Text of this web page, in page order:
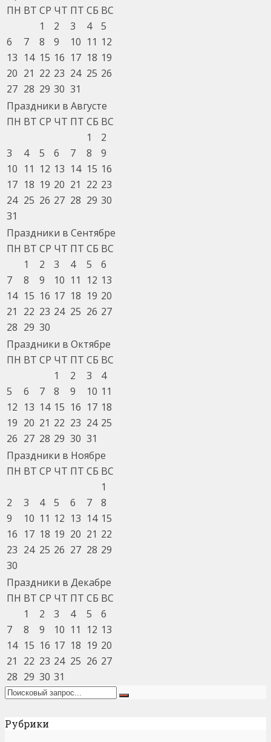
ПН ВТ СР ЧТ ПТ СБ ВС
1
2 3 4
5
6
7 8 9 10 11 12
13 14 15 16 17 18 19
20 21 22 23 24 25 26
27 28 29 30 31
Праздники в Августе
ПН ВТ СР ЧТ ПТ СБ ВС
1
2
3
4 5 6 7 8
9
10 11 12 13 14 15 16
17 18 19 20 21 22 23
24 25 26 27 28 29 30
31
Праздники в Сентябре
ПН ВТ СР ЧТ ПТ СБ ВС
1
2 3 4 5
6
7
8 9 10 11 12 13
14 15 16 17 18 19 20
21
22 23 24 25 26 27
28 29 30
Праздники в Октябре
ПН ВТ СР ЧТ ПТ СБ ВС
1
2 3
4
5
6 7 8 9 10 11
12 13 14 15 16 17 18
19 20 21 22 23 24 25
26 27 28 29 30 31
Праздники в Ноябре
ПН ВТ СР ЧТ ПТ СБ ВС
1
2
3 4 5 6 7
8
9
10 11 12 13 14 15
16 17 18 19 20 21 22
23 24 25 26 27 28 29
30
Праздники в Декабре
ПН ВТ СР ЧТ ПТ СБ ВС
1
2 3 4 5
6
7
8 9 10 11 12 13
14 15 16 17 18 19 20
21
22 23 24 25 26 27
28 29 30 31
Рубрики